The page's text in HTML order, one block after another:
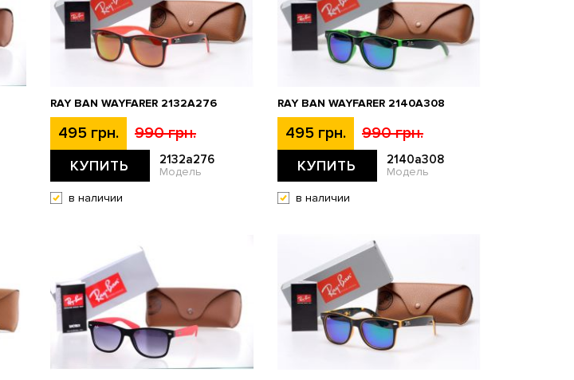
RAY BAN WAYFARER 2132A276
495 грн. 990 грн.
КУПИТЬ 2132a276
Модель
в наличии
RAY BAN WAYFARER 2140A308
495 грн. 990 грн.
КУПИТЬ 2140a308
Модель
в наличии